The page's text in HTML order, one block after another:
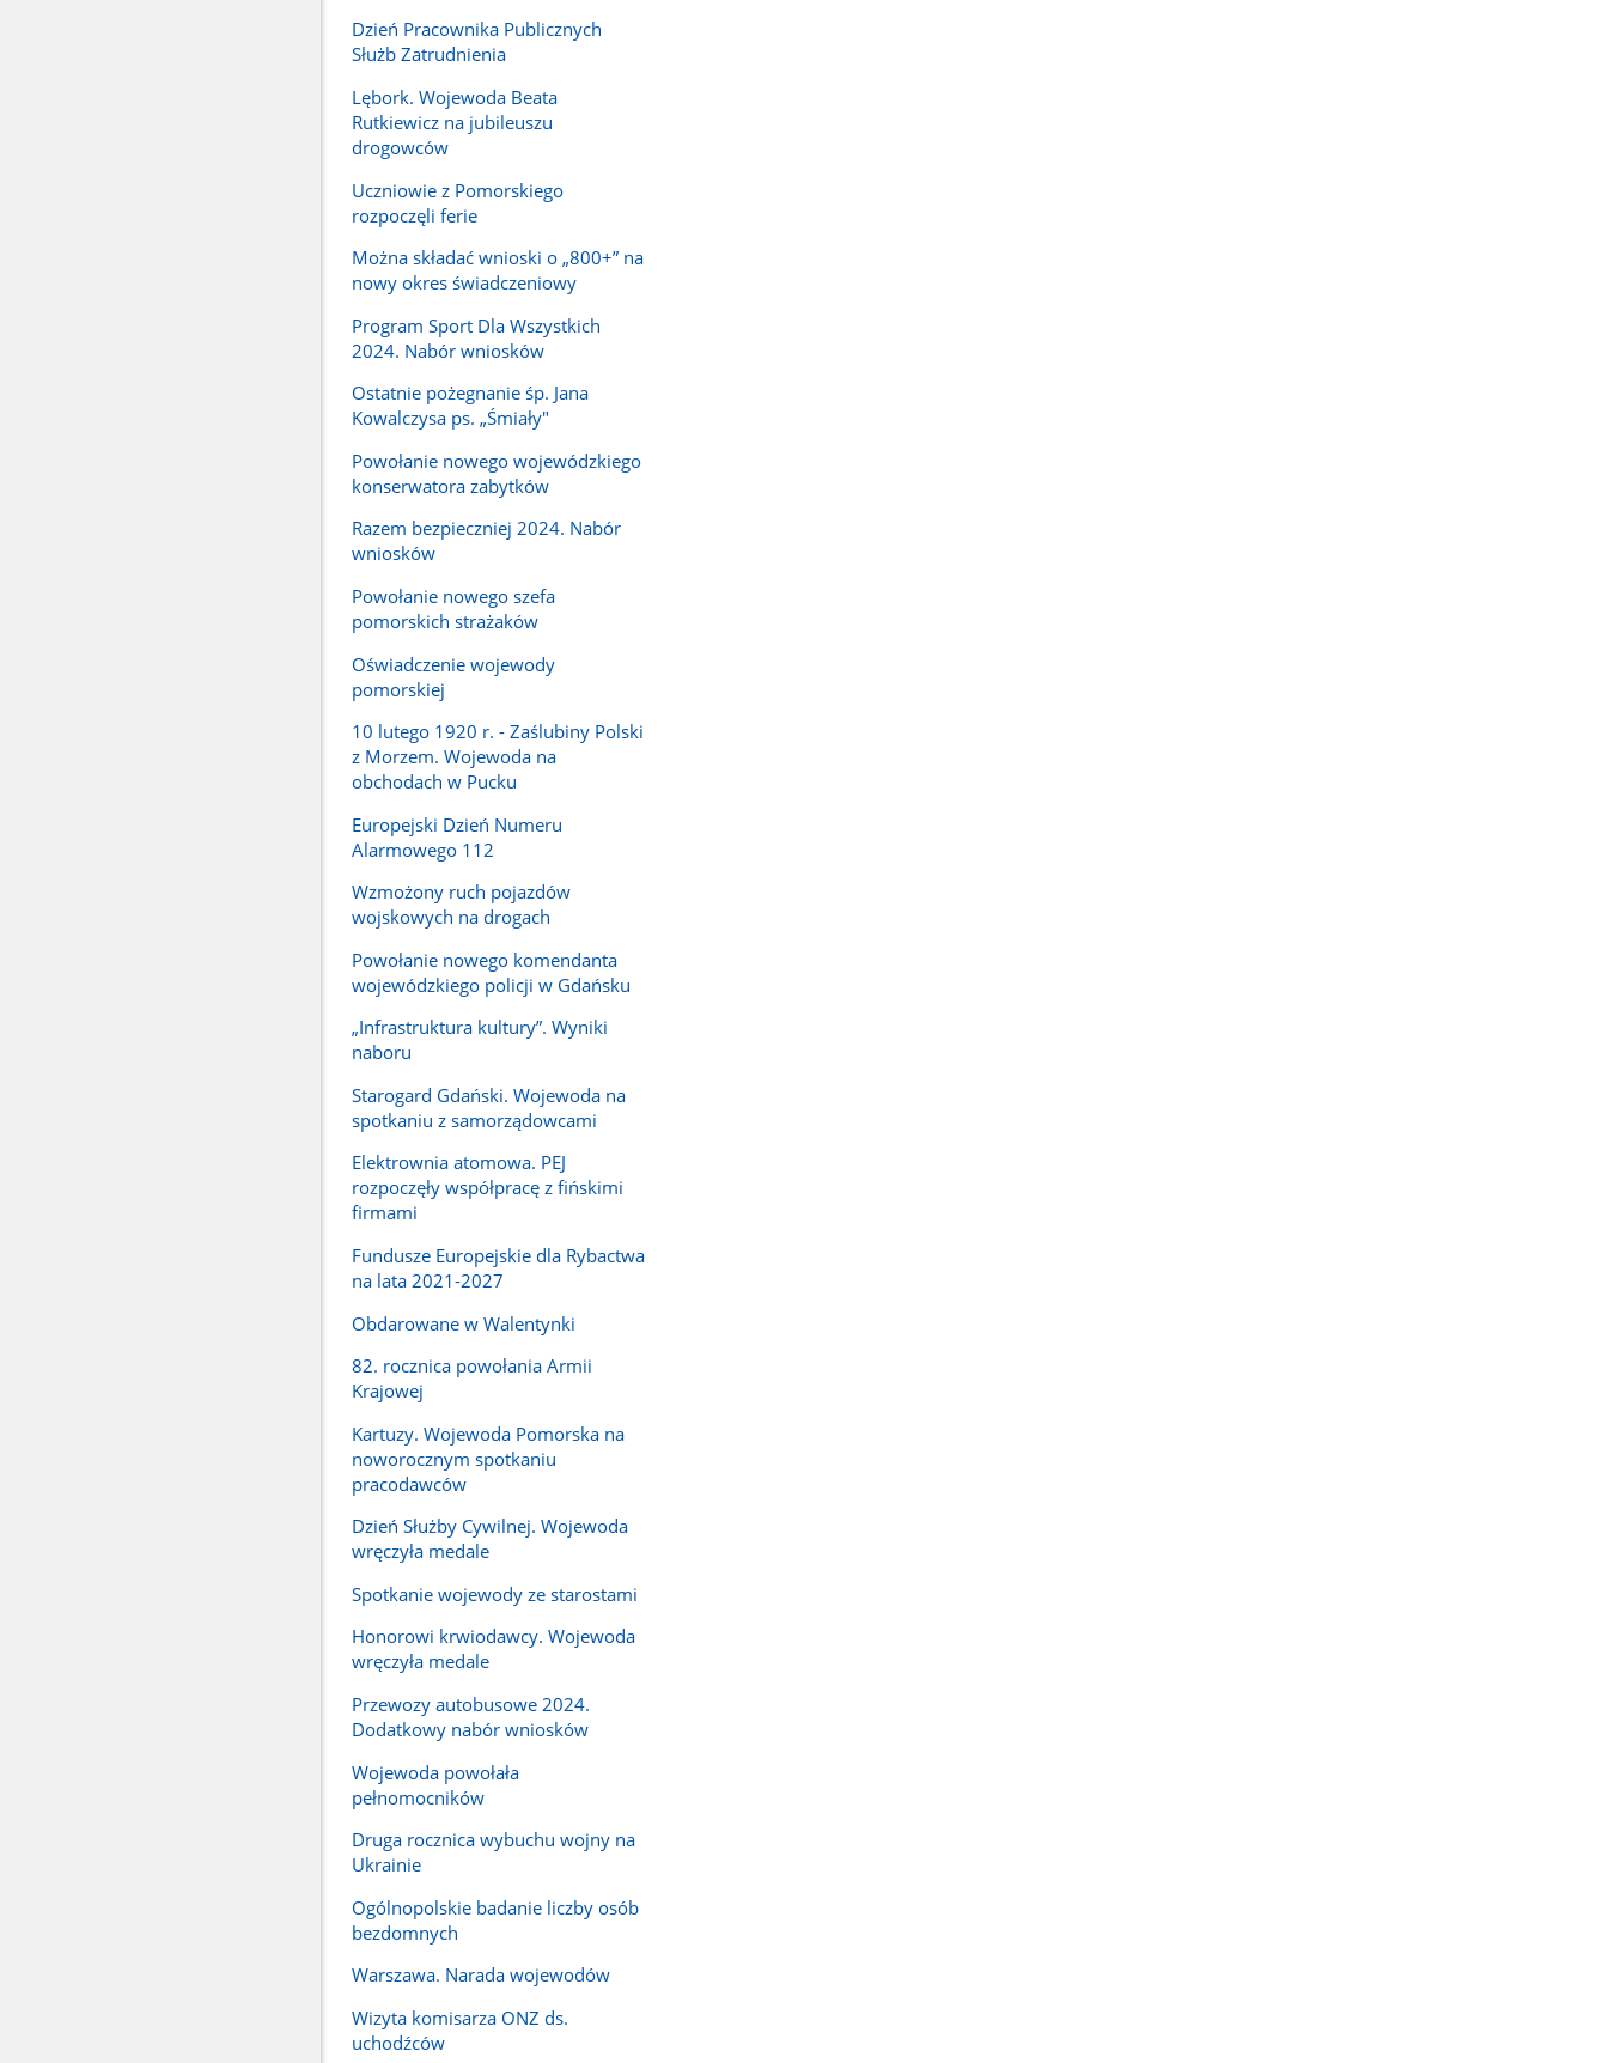
Dzień Pracownika Publicznych
Służb Zatrudnienia
Lębork. Wojewoda Beata
Rutkiewicz na jubileuszu
drogowców
Uczniowie z Pomorskiego
rozpoczęli ferie
Można składać wnioski o „800+” na
nowy okres świadczeniowy
Program Sport Dla Wszystkich
2024. Nabór wniosków
Ostatnie pożegnanie śp. Jana
Kowalczysa ps. „Śmiały"
Powołanie nowego wojewódzkiego
konserwatora zabytków
Razem bezpieczniej 2024. Nabór
wniosków
Powołanie nowego szefa
pomorskich strażaków
Oświadczenie wojewody
pomorskiej
10 lutego 1920 r. - Zaślubiny Polski
z Morzem. Wojewoda na
obchodach w Pucku
Europejski Dzień Numeru
Alarmowego 112
Wzmożony ruch pojazdów
wojskowych na drogach
Powołanie nowego komendanta
wojewódzkiego policji w Gdańsku
„Infrastruktura kultury”. Wyniki
naboru
Starogard Gdański. Wojewoda na
spotkaniu z samorządowcami
Elektrownia atomowa. PEJ
rozpoczęły współpracę z fińskimi
firmami
Fundusze Europejskie dla Rybactwa
na lata 2021-2027
Obdarowane w Walentynki
82. rocznica powołania Armii
Krajowej
Kartuzy. Wojewoda Pomorska na
noworocznym spotkaniu
pracodawców
Dzień Służby Cywilnej. Wojewoda
wręczyła medale
Spotkanie wojewody ze starostami
Honorowi krwiodawcy. Wojewoda
wręczyła medale
Przewozy autobusowe 2024.
Dodatkowy nabór wniosków
Wojewoda powołała
pełnomocników
Druga rocznica wybuchu wojny na
Ukrainie
Ogólnopolskie badanie liczby osób
bezdomnych
Warszawa. Narada wojewodów
Wizyta komisarza ONZ ds.
uchodźców